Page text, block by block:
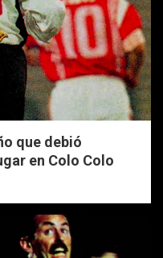
que debió
en Colo Colo